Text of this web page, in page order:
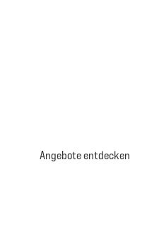
Angebote entdecken